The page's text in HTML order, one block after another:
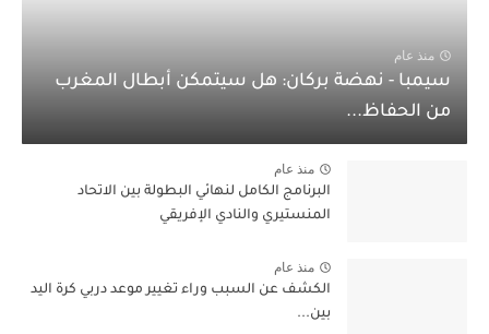
منذ عام
سيمبا - نهضة بركان: هل سيتمكن أبطال المغرب
من الحفاظ...
منذ عام
البرنامج الكامل لنهائي البطولة بين الاتحاد
المنستيري والنادي الإفريقي
منذ عام
الكشف عن السبب وراء تغيير موعد دربي كرة اليد
بين...